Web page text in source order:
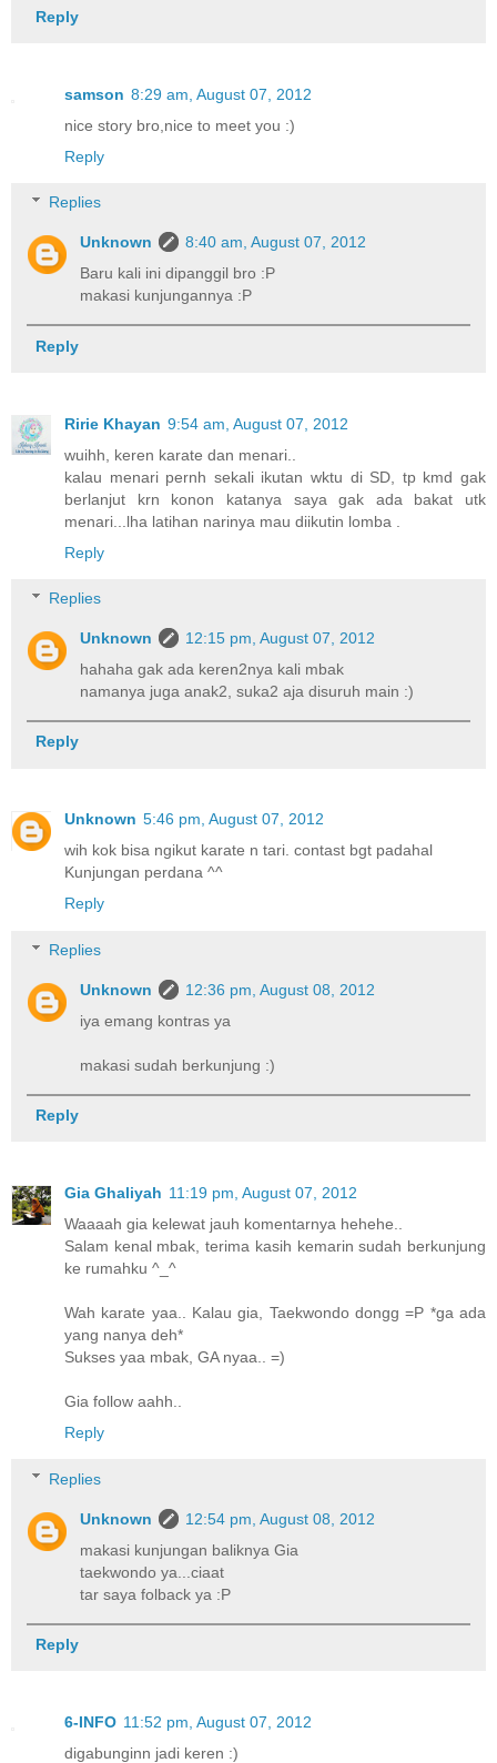
Reply
samson 8:29 am, August 07, 2012
nice story bro,nice to meet you :)
Reply
Replies
Unknown
8:40 am, August 07, 2012
Baru kali ini dipanggil bro :P
makasi kunjungannya :P
Reply
Ririe Khayan 9:54 am, August 07, 2012
wuihh, keren karate dan menari..
kalau menari pernh sekali ikutan wktu di SD, tp kmd gak
berlanjut krn konon katanya saya gak ada bakat utk
menari...lha latihan narinya mau diikutin lomba .
Reply
Replies
Unknown
12:15 pm, August 07, 2012
hahaha gak ada keren2nya kali mbak
namanya juga anak2, suka2 aja disuruh main :)
Reply
Unknown 5:46 pm, August 07, 2012
wih kok bisa ngikut karate n tari. contast bgt padahal
Kunjungan perdana ^^
Reply
Replies
Unknown
12:36 pm, August 08, 2012
iya emang kontras ya
makasi sudah berkunjung :)
Reply
Gia Ghaliyah 11:19 pm, August 07, 2012
Waaaah gia kelewat jauh komentarnya hehehe..
Salam kenal mbak, terima kasih kemarin sudah berkunjung
ke rumahku ^_^
Wah karate yaa.. Kalau gia, Taekwondo dongg =P *ga ada
yang nanya deh*
Sukses yaa mbak, GA nyaa.. =)
Gia follow aahh..
Reply
Replies
Unknown
12:54 pm, August 08, 2012
makasi kunjungan baliknya Gia
taekwondo ya...ciaat
tar saya folback ya :P
Reply
6-INFO 11:52 pm, August 07, 2012
digabunginn jadi keren :)